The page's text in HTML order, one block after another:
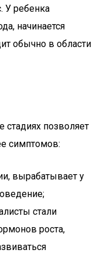
У ребенка
начинается
обычно в области
стадиях позволяет
симптомов:
вырабатывает у
стали
роста,